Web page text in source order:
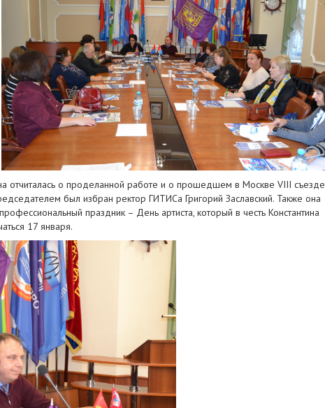
отчиталась о проделанной работе и о прошедшем в Москве VIII съезде
был избран ректор ГИТИСа Григорий Заславский. Также она
праздник – День артиста, который в честь Константина
17 января.